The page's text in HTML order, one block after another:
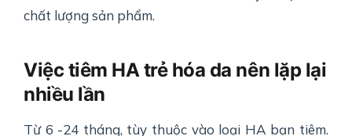
chất lượng sản phẩm.
Việc tiêm HA trẻ hóa da nên lặp lại
nhiều lần
Từ 6 -24 tháng, tùy thuộc vào loại HA bạn tiêm.